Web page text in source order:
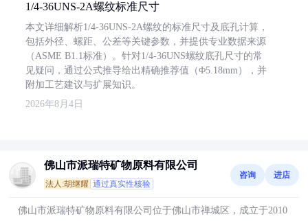
1/4-36UNS-2A螺纹标准尺寸
本文详细解析1/4-36UNS-2A螺纹的标准尺寸及底孔计算，
包括外径、螺距、公差等关键参数，并提供专业数据来源
（ASME B1.1标准）。针对1/4-36UNS螺纹底孔尺寸的常
见疑问，通过公式推导给出精确推荐值（Φ5.18mm），并
附加工艺建议与扩展知识。
2026年8月4日
佛山市派瑞特矿物原料有限公司
法人:胡继耀 通过真实性核验
咨询 进店
佛山市派瑞特矿物原料有限公司位于佛山市禅城区，成立于2010